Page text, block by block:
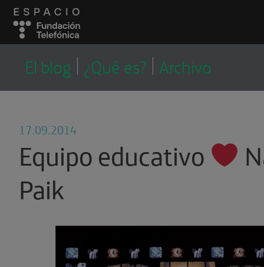
LA CORRALA
LA CORRALA, EL
BLOG DEL EQUIPO
EDUCATIVO
El blog ¿Qué es? Archivo
17.09.2014
Equipo educativo
Paik